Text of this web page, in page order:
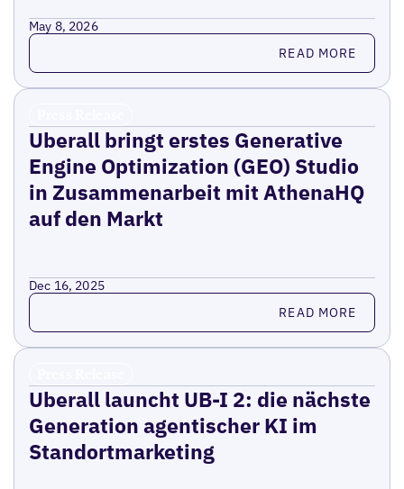
May 8, 2026
Read more READ MORE
Uberall bringt erstes Generative
Engine Optimization (GEO) Studio
in Zusammenarbeit mit AthenaHQ
auf den Markt
Dec 16, 2025
Read more READ MORE
Uberall launcht UB-I 2: die nächste
Generation agentischer KI im
Standortmarketing